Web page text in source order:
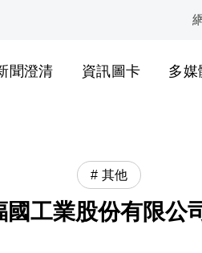
:::
聞澄清 資訊圖卡 多媒
其他
國工業股份有限公